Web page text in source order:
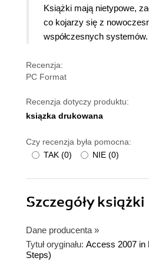
Książki mają nietypowe,
co kojarzy się z
współczesnych systemów.
Recenzja:
PC Format
Recenzja dotyczy produktu:
ksiązka drukowana
Czy recenzja była pomocna:
TAK (0) NIE (0)
Szczegółyksiążki
Dane producenta »
Tytuł oryginału: Access 2007 in
Steps)